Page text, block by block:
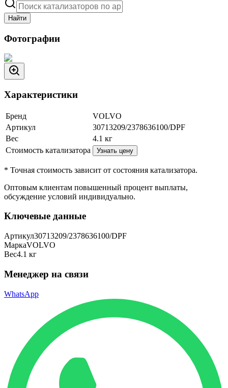
Найти
Фотографии
Характеристики
Бренд
VOLVO
Артикул
30713209/2378636100/DPF
Вес
4.1 кг
Стоимость катализатора
Узнать цену
* Точная стоимость зависит от состояния катализатора.
Оптовым клиентам повышенный процент выплаты,
обсуждение условий индивидуально.
Ключевые данные
Артикул30713209/2378636100/DPF
МаркаVOLVO
Вес4.1 кг
Менеджер на связи
WhatsApp